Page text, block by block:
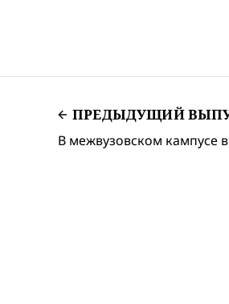
ПРЕДЫДУЩИЙ
В межвузовском кампусе